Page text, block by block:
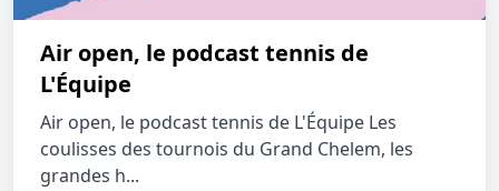
Air open, le podcast tennis de
L'Équipe
Air open, le podcast tennis de L'Équipe Les
coulisses des tournois du Grand Chelem, les
grandes h...